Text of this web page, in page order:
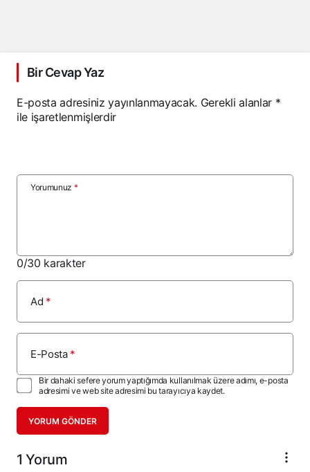
Bir Cevap Yaz
E-posta adresiniz yayınlanmayacak. Gerekli alanlar *
ile işaretlenmişlerdir
Yorumunuz *
0/30 karakter
Ad *
E-Posta*
Bir dahaki sefere yorum yaptığımda kullanılmak üzere adımı, e-posta
adresimi ve web site adresimi bu tarayıcıya kaydet.
YORUM GÖNDER
1 Yorum